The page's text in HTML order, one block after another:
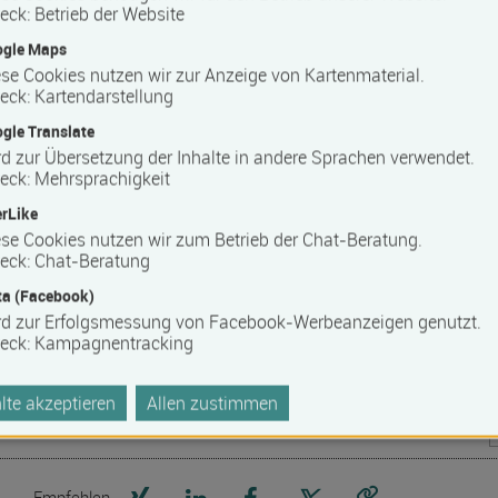
Mecklenburg-Vorpommern
der betrieblichen Personalentwicklung an Ihrer Seite.
Bildung weitergebildet und beim Berufseinstieg
durch unsere bundesweiten Niederlassungen und die
anerkannter Qualifikationsnachweis in ganz Deutschland.
zertifiziert. WBS TRAINING ist SAP Bildungspartner und
Verbänden und Netzwerken.
Seite auf Xing teilen
Seite auf LinkedIn teilen
Seite auf Facebook teilen
Seite auf X teilen
: Betrieb der Website
Maps
Cookies nutzen wir zur Anzeige von Kartenmaterial.
: Kartendarstellung
Translate
zur Übersetzung der Inhalte in andere Sprachen verwendet.
: Mehrsprachigkeit
Cookies nutzen wir zum Betrieb der Chat-Beratung.
: Chat-Beratung
(Facebook)
zur Erfolgsmessung von Facebook-Werbeanzeigen genutzt.
: Kampagnentracking
akzeptieren Allen zustimmen